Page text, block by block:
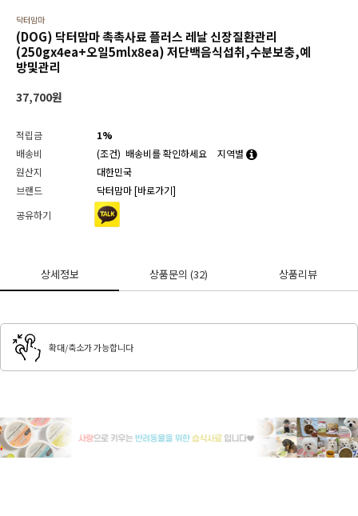
닥터맘마
(DOG) 닥터맘마 촉촉사료 플러스 레날 신장질환관리
(250gx4ea+오일5mlx8ea) 저단백음식섭취,수분보충,예
방및관리
37,700원
적립금
1%
배송비
(조건) 배송비를 확인하세요
지역별
원산지
대한민국
브랜드
닥터맘마[바로가기]
공유하기
상세정보 상품문의(32) 상품리뷰
확대/축소가 가능합니다